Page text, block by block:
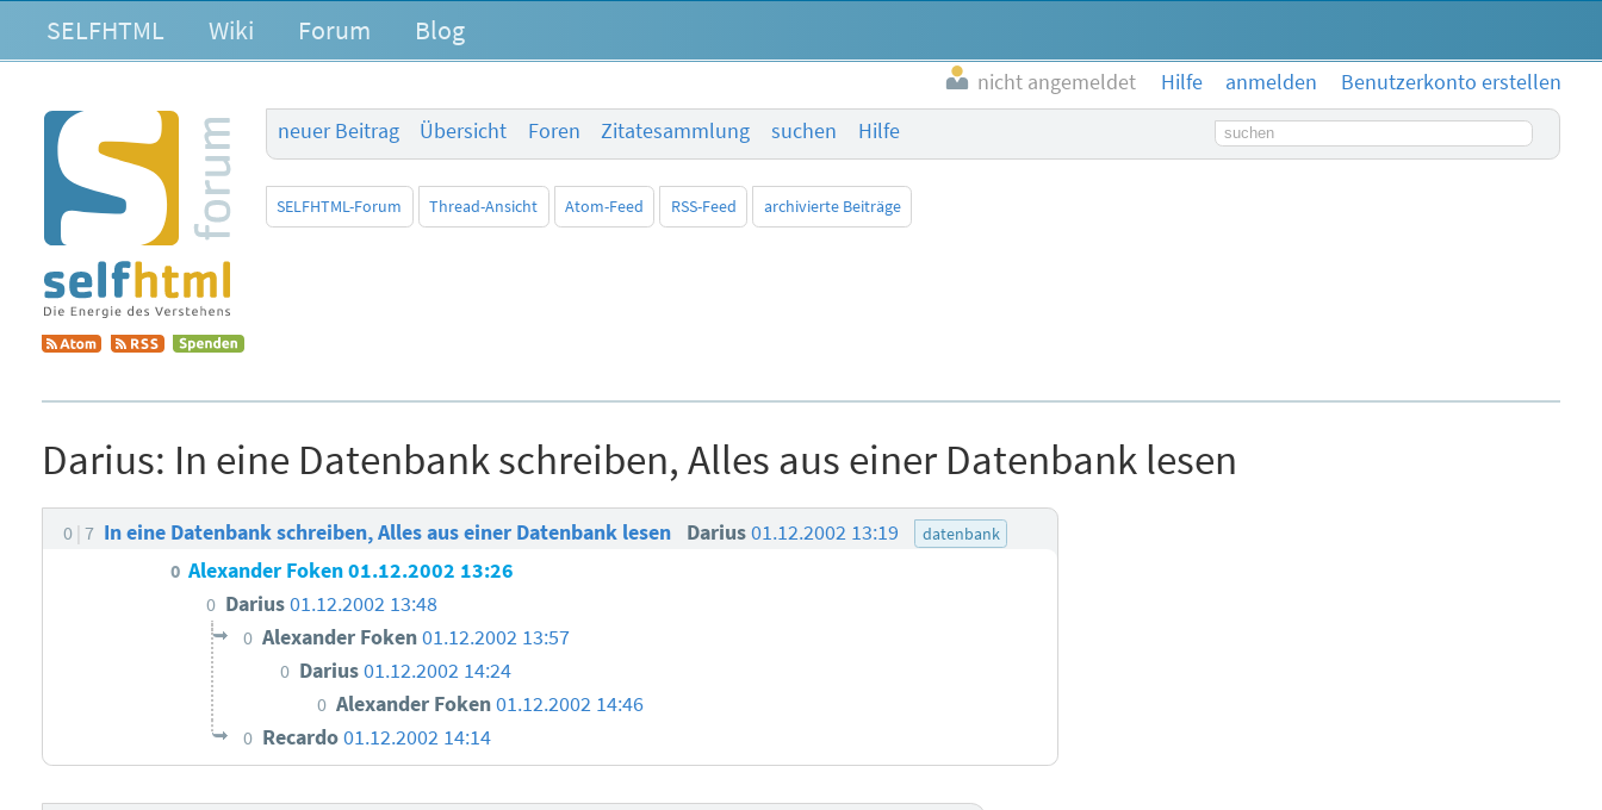
SELFHTML Wiki Forum Blog
nicht angemeldet Hilfe anmelden
Benutzerkonto erstellen
neuer Beitrag
Übersicht Foren Zitatesammlung suchen Hilfe Suchbegriff
SELFHTML-Forum Thread-Ansicht Atom-Feed RSS-Feed archivierte Beiträge
Darius: In eine Datenbank schreiben, Alles aus einer Datenbank lesen
0 7 In eine Datenbank schreiben, Alles aus einer Datenbank lesen Darius01.12.2002 13:19 datenbank
0 Alexander Foken01.12.2002 13:26
0 Darius01.12.2002 13:48
0 Alexander Foken01.12.2002 13:57
0 Darius01.12.2002 14:24
0 Alexander Foken01.12.2002 14:46
0 Recardo01.12.2002 14:14